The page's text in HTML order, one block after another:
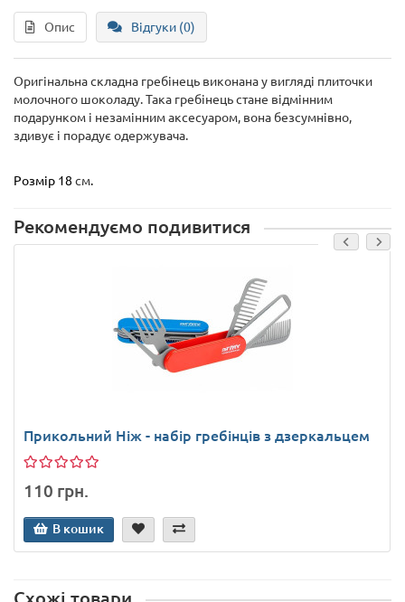
Опис Відгуки (0)
Оригінальна складна гребінець виконана у вигляді плиточки
молочного шоколаду. Така гребінець стане відмінним
подарунком і незамінним аксесуаром, вона безсумнівно,
здивує і порадує одержувача.
Розмір 18 см.
Рекомендуємо подивитися
Прикольний Ніж - набір гребінців з дзеркальцем
110 грн.
В кошик